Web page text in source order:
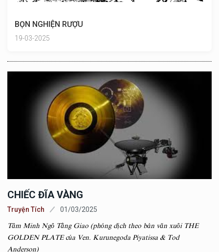
BỌN NGHIỆN RƯỢU
19-03-2025
CHIẾC ĐĨA VÀNG
Truyện Tích 01/03/2025
Tâm Minh Ngô Tằng Giao (phỏng dịch theo bản văn xuôi THE
GOLDEN PLATE của Ven. Kurunegoda Piyatissa & Tod
Anderson)